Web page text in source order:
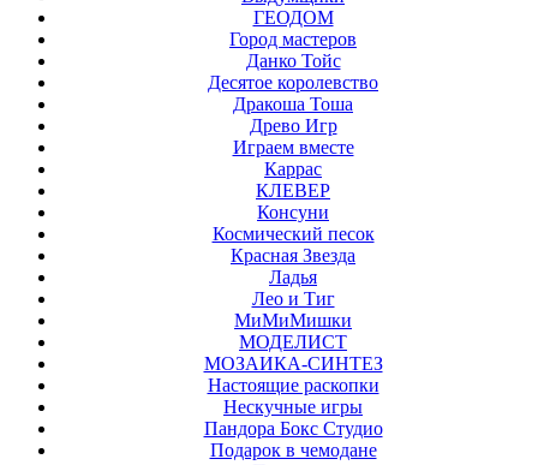
ГЕОДОМ
Город мастеров
Данко Тойс
Десятое королевство
Дракоша Тоша
Древо Игр
Играем вместе
Каррас
КЛЕВЕР
Консуни
Космический песок
Красная Звезда
Ладья
Лео и Тиг
МиМиМишки
МОДЕЛИСТ
МОЗАИКА-СИНТЕЗ
Настоящие раскопки
Нескучные игры
Пандора Бокс Студио
Подарок в чемодане